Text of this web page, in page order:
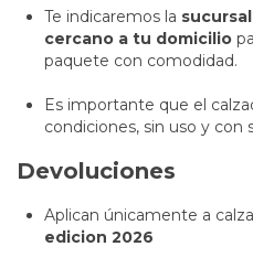
Te indicaremos la
cercano a tu domicilio
paquete con comodidad.
Es importante que el
condiciones, sin uso y con
Devoluciones
Aplican únicamente a
edicion 2026